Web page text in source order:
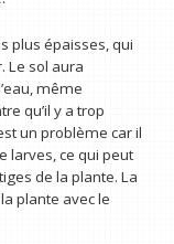
plus épaisses, qui
Le sol aura
même
qu’il y a trop
un problème car il
larves, ce qui peut
de la plante. La
plante avec le